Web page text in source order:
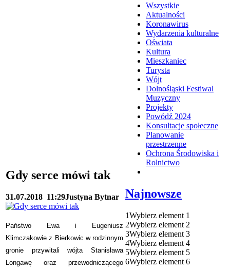
Gdy serce mówi tak
31.07.2018 11:29Justyna Bytnar
Państwo Ewa i Eugeniusz
Klimczakowie z Bierkowic w rodzinnym
gronie przywitali wójta Stanisława
Longawę oraz przewodniczącego
Wszystkie
Aktualności
Koronawirus
Wydarzenia kulturalne
Oświata
Kultura
Mieszkaniec
Turysta
Wójt
Dolnośląski Festiwal
Muzyczny
Projekty
Powódź 2024
Konsultacje społeczne
Planowanie
przestrzenne
Ochrona Środowiska i
Rolnictwo
Najnowsze
1Wybierz element 1
2Wybierz element 2
3Wybierz element 3
4Wybierz element 4
5Wybierz element 5
6Wybierz element 6